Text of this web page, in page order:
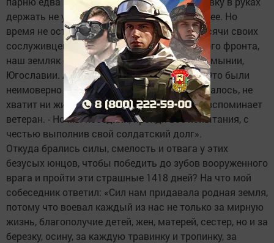
держать не умел, не то, чтобы стрелять из нее. Но
время не оставило ему выбора. В числе тысячи своих
сослуживцев, в составе третьего Украинского фронта,
наш земляк освобождал от врага города Румынии,
Югославии. А победу встретил в Венгрии. «Это были
неимоверно трудные горькие дни, когда казалось, не
хватит ни жизни, ни сил, чтобы выстоять, - вспоминает
ветеран. - Но мы победили, пройдя все испытания, с
честью выполнив свой солдатский долг».
Откуда брались силы, смелость и отвага у этих
безусых юнцов, чтобы победить до зубов вооруженного
врага и пройти эти страшные 1418 дней? На что мой
собеседник ответил: «Сил нам придавала родная земля,
потому что воевал каждый из нас не только за мирную
жизнь, благополучие детей, жен, матерей, сестер, но и за
березку, осину, за каждую травинку и тропинку, за